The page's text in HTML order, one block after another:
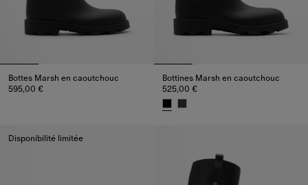
Bottes Marsh en caoutchouc​
595,00 €
Bottes Marsh en caoutchouc​, 595,00 €
Bottines Marsh en caoutchouc​
525,00 €
Disponibilité limitée